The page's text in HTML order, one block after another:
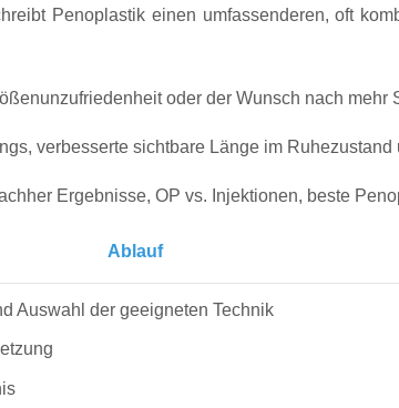
Penoplastik einen umfassenderen, oft
oder der Wunsch nach mehr
verbesserte sichtbare Länge im
Ergebnisse, OP vs. Injektionen, beste
Ablauf
Auswahl der geeigneten Technik